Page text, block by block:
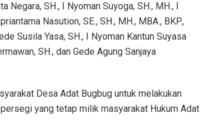
Negara, SH., I Nyoman Suyoga, SH., MH., I
Nasution, SE., SH., MH., MBA., BKP.,
Susila Yasa, SH., I Nyoman Kantun Suyasa
SH., dan Gede Agung Sanjaya
Desa Adat Bugbug untuk melakukan
yang tetap milik masyarakat Hukum Adat